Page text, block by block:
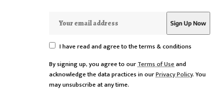
I have read and agree to the terms & conditions
By signing up, you agree to ourTerms of Useand
acknowledge the data practices in ourPrivacy Policy. You
may unsubscribe at any time.